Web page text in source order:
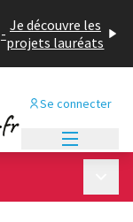
- Je découvre les
projets lauréats
Se connecter